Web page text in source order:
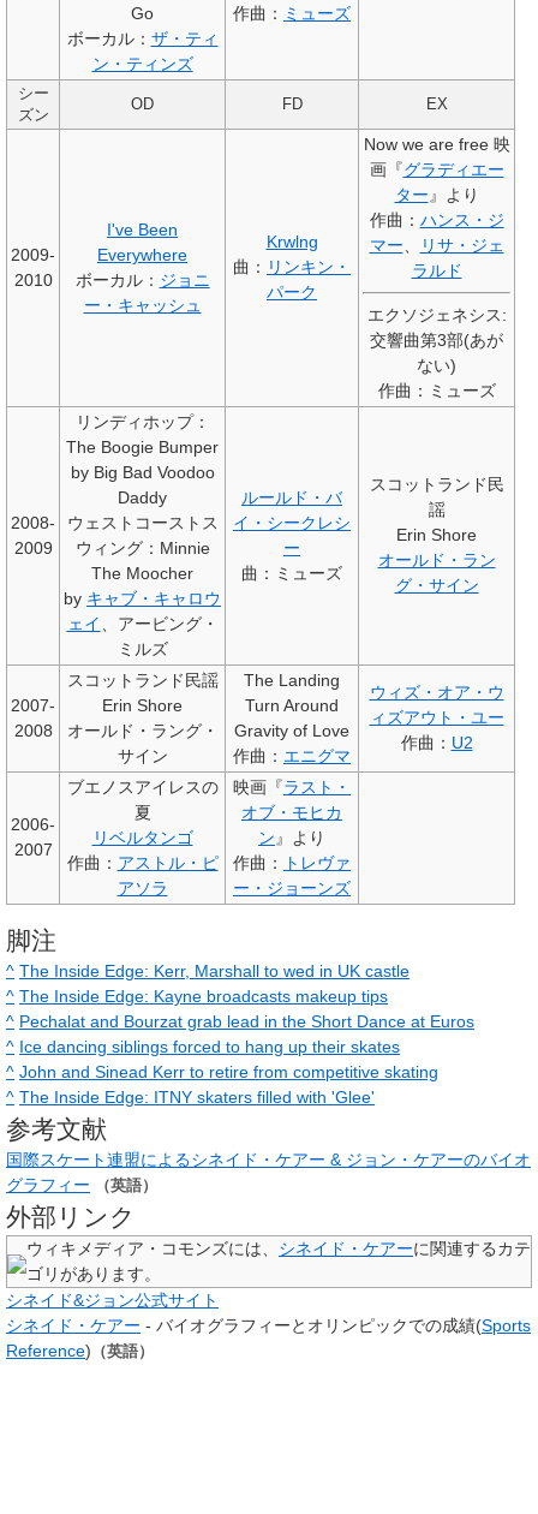
Go
ボーカル： ザ・ティ
ン・ティンズ
作曲： ミューズ
シー
ズン
OD FD EX
2009-
2010
I've Been
Everywhere
ボーカル： ジョニ
ー・キャッシュ
Krwlng
曲： リンキン・
パーク
Now we are free 映
画『グラディエー
ター』より
作曲： ハンス・ジ
マー、
リサ・ジェ
ラルド
エクソジェネシス:
交響曲第3部(あが
ない)
作曲：ミューズ
2008-
2009
リンディホップ：
The Boogie Bumper
by Big Bad Voodoo
Daddy
ウェストコーストス
ウィング：Minnie
The Moocher
by キャブ・キャロウ
ェイ、アービング・
ミルズ
ルールド・バ
イ・シークレシ
ー
曲：ミューズ
スコットランド民
謡
Erin Shore
オールド・ラン
グ・サイン
2007-
2008
スコットランド民謡
Erin Shore
オールド・ラング・
サイン
The Landing
Turn Around
Gravity of Love
作曲： エニグマ
ウィズ・オア・ウ
ィズアウト・ユー
作曲： U2
2006-
2007
ブエノスアイレスの
夏
リベルタンゴ
作曲： アストル・ピ
アソラ
映画『ラスト・
オブ・モヒカ
ン』より
作曲：
トレヴァ
ー・ジョーンズ
脚注
^ The Inside Edge: Kerr, Marshall to wed in UK castle
^ The Inside Edge: Kayne broadcasts makeup tips
^ Pechalat and Bourzat grab lead in the Short Dance at Euros
^ Ice dancing siblings forced to hang up their skates
^ John and Sinead Kerr to retire from competitive skating
^ The Inside Edge: ITNY skaters filled with 'Glee'
参考文献
国際スケート連盟によるシネイド・ケアー & ジョン・ケアーのバイオ
グラフィー
（英語）
外部リンク
ウィキメディア・コモンズには、 シネイド・ケアーに関連するカテ
ゴリがあります。
シネイド&ジョン公式サイト
シネイド・ケアー - バイオグラフィーとオリンピックでの成績(Sports
Reference) （英語）